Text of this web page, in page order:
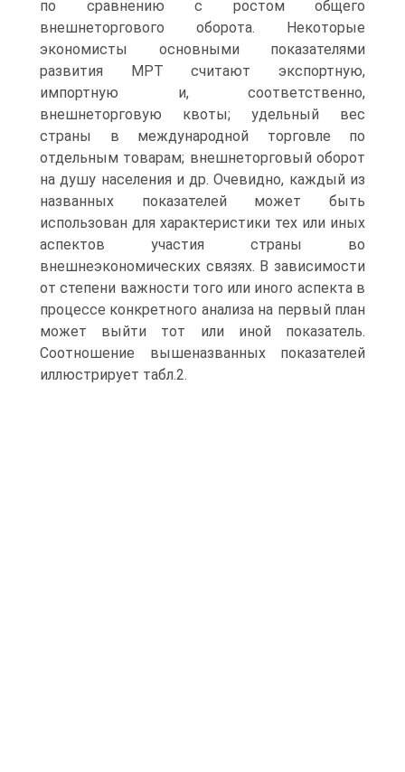
по сравнению с ростом общего
внешнеторгового оборота. Некоторые
экономисты основными показателями
развития МРТ считают экспортную,
импортную и, соответственно,
внешнеторговую квоты; удельный вес
страны в международной торговле по
отдельным товарам; внешнеторговый оборот
на душу населения и др. Очевидно, каждый из
названных показателей может быть
использован для характеристики тех или иных
аспектов участия страны во
внешнеэкономических связях. В зависимости
от степени важности того или иного аспекта в
процессе конкретного анализа на первый план
может выйти тот или иной показатель.
Соотношение вышеназванных показателей
иллюстрирует табл.2.